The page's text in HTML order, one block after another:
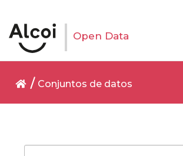
Open Data
Conjuntos de datos